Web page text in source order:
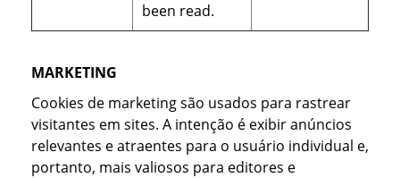
been read.
MARKETING
Cookies de marketing são usados para rastrear
visitantes em sites. A intenção é exibir anúncios
relevantes e atraentes para o usuário individual e,
portanto, mais valiosos para editores e